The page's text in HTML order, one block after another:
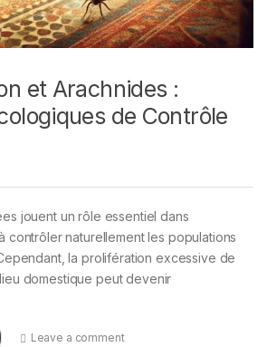
et Arachnides :
de Contrôle
jouent un rôle essentiel dans
contrôler naturellement les populations
la prolifération excessive de
domestique peut devenir
Leave a comment